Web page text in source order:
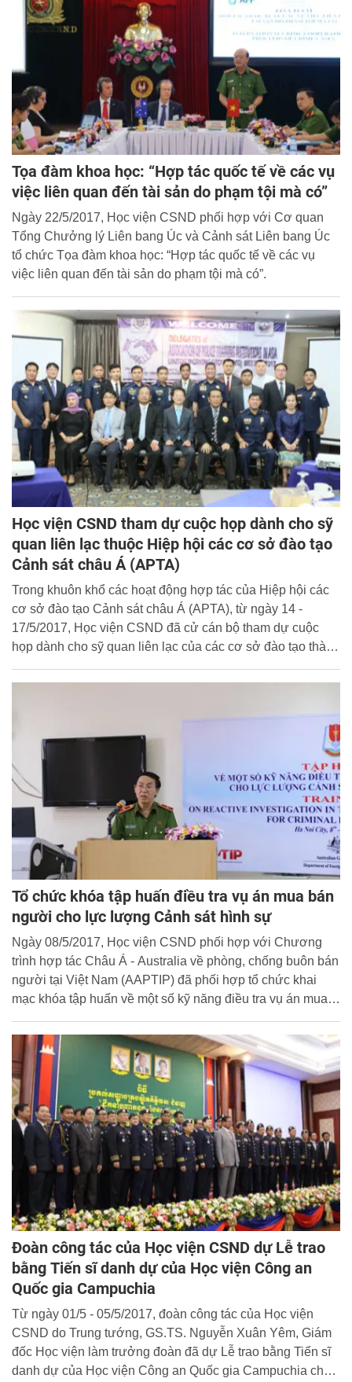
Tọa đàm khoa học: “Hợp tác quốc tế về các vụ
việc liên quan đến tài sản do phạm tội mà có”
Ngày 22/5/2017, Học viện CSND phối hợp với Cơ quan
Tổng Chưởng lý Liên bang Úc và Cảnh sát Liên bang Úc
tổ chức Tọa đàm khoa học: “Hợp tác quốc tế về các vụ
việc liên quan đến tài sản do phạm tội mà có”.
Học viện CSND tham dự cuộc họp dành cho sỹ
quan liên lạc thuộc Hiệp hội các cơ sở đào tạo
Cảnh sát châu Á (APTA)
Trong khuôn khổ các hoạt động hợp tác của Hiệp hội các
cơ sở đào tạo Cảnh sát châu Á (APTA), từ ngày 14 -
17/5/2017, Học viện CSND đã cử cán bộ tham dự cuộc
họp dành cho sỹ quan liên lạc của các cơ sở đào tạo thành
Đại học Công an Phi-líp-pin đăng cai tổ chức tại thủ đô
Tổ chức khóa tập huấn điều tra vụ án mua bán
người cho lực lượng Cảnh sát hình sự
Ngày 08/5/2017, Học viện CSND phối hợp với Chương
trình hợp tác Châu Á - Australia về phòng, chống buôn bán
người tại Việt Nam (AAPTIP) đã phối hợp tổ chức khai
mạc khóa tập huấn về một số kỹ năng điều tra vụ án mua
Đoàn công tác của Học viện CSND dự Lễ trao
bằng Tiến sĩ danh dự của Học viện Công an
Quốc gia Campuchia
Từ ngày 01/5 - 05/5/2017, đoàn công tác của Học viện
CSND do Trung tướng, GS.TS. Nguyễn Xuân Yêm, Giám
đốc Học viện làm trưởng đoàn đã dự Lễ trao bằng Tiến sĩ
danh dự của Học viện Công an Quốc gia Campuchia cho